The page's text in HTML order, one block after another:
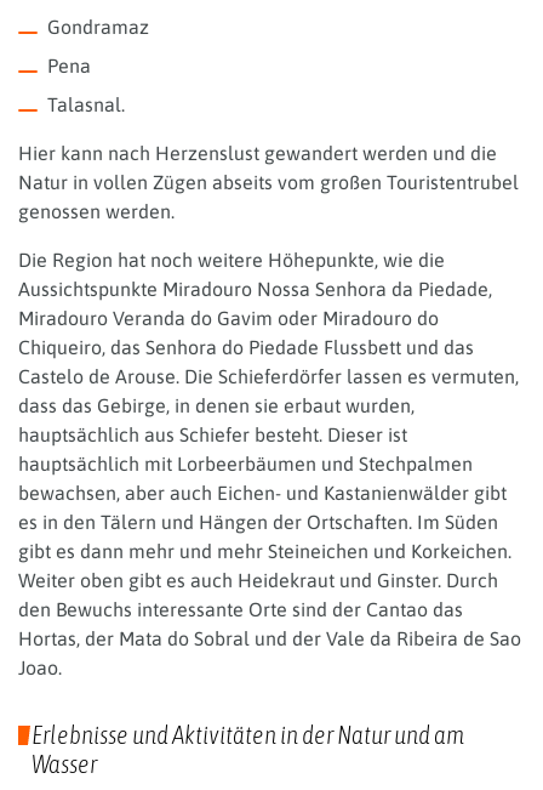
Gondramaz
Pena
Talasnal.
Hier kann nach Herzenslust gewandert werden und die
Natur in vollen Zügen abseits vom großen Touristentrubel
genossen werden.
Die Region hat noch weitere Höhepunkte, wie die
Aussichtspunkte Miradouro Nossa Senhora da Piedade,
Miradouro Veranda do Gavim oder Miradouro do
Chiqueiro, das Senhora do Piedade Flussbett und das
Castelo de Arouse. Die Schieferdörfer lassen es vermuten,
dass das Gebirge, in denen sie erbaut wurden,
hauptsächlich aus Schiefer besteht. Dieser ist
hauptsächlich mit Lorbeerbäumen und Stechpalmen
bewachsen, aber auch Eichen- und Kastanienwälder gibt
es in den Tälern und Hängen der Ortschaften. Im Süden
gibt es dann mehr und mehr Steineichen und Korkeichen.
Weiter oben gibt es auch Heidekraut und Ginster. Durch
den Bewuchs interessante Orte sind der Cantao das
Hortas, der Mata do Sobral und der Vale da Ribeira de Sao
Joao.
Erlebnisse und Aktivitäten in der Natur und am
Wasser